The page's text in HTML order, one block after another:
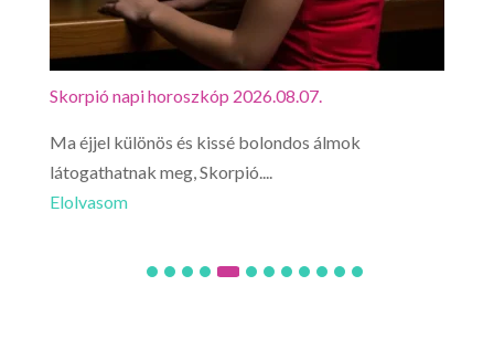
Skorpió napi horoszkóp 2026.08.07.
Ma éjjel különös és kissé bolondos álmok
látogathatnak meg, Skorpió....
Elolvasom